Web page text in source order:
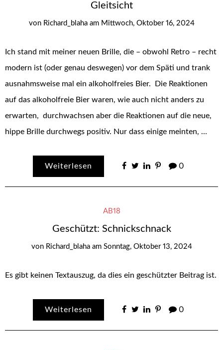
Gleitsicht
von Richard_blaha am Mittwoch, Oktober 16, 2024
Ich stand mit meiner neuen Brille, die – obwohl Retro – recht
modern ist (oder genau deswegen) vor dem Späti und trank
ausnahmsweise mal ein alkoholfreies Bier. Die Reaktionen
auf das alkoholfreie Bier waren, wie auch nicht anders zu
erwarten, durchwachsen aber die Reaktionen auf die neue,
hippe Brille durchwegs positiv. Nur dass einige meinten, …
Weiterlesen 0
AB18
Geschützt: Schnickschnack
von Richard_blaha am Sonntag, Oktober 13, 2024
Es gibt keinen Textauszug, da dies ein geschützter Beitrag ist.
Weiterlesen 0